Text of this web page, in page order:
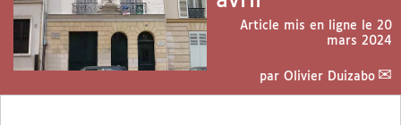
Article mis en ligne le 20
mars 2024
par Olivier Duizabo